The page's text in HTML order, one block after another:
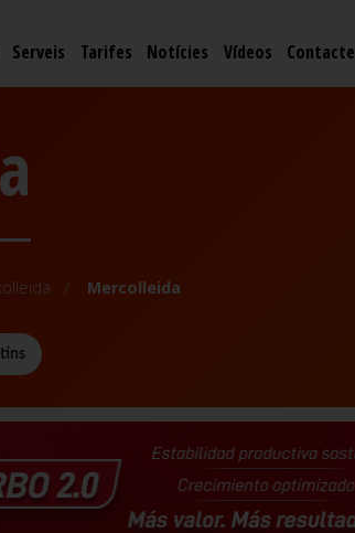
Serveis Tarifes Notícies Vídeos Contacte
Mercolleida